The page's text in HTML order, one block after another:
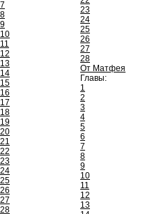
7
8
9
10
11
12
13
14
15
16
17
18
19
20
21
22
23
24
25
26
27
28
23
24
25
26
27
28
От Матфея
Главы:
1
2
3
4
5
6
7
8
9
10
11
12
13